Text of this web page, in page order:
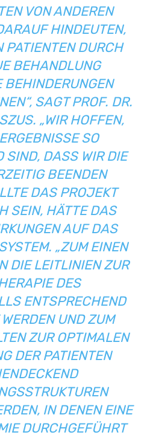
VON ANDEREN ST
HINDEUTEN, DA
DURCH DI
SC
ER
SAGT PROF. DR. MA
„WIR HOFFEN, DA
SO ÜB
DASS WIR DIE ST
BEENDEN KÖ
DAS PROJEKT ER
HÄTTE DAS AU
AUF DAS GE
„ZUM EINEN MÜ
LEITLINIEN ZUR AK
DES SC
AN
UND ZUM AN
ZUR OPTIMALEN VE
PATIENTEN FL
VE
AU
IN DENEN EINE TH
WE